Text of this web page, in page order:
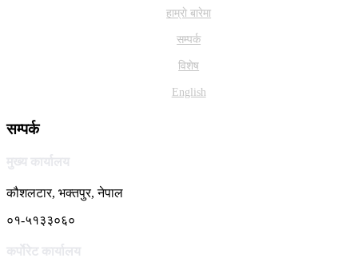
हाम्राे बारेमा
सम्पर्क
विशेष
English
सम्पर्क
मुख्य कार्यालय
कौशलटार, भक्तपुर, नेपाल
०१-५१३३०६०
कर्पाेरेट कार्यालय